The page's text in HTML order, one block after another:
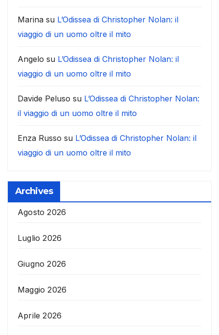
Marina su L’Odissea di Christopher Nolan: il
viaggio di un uomo oltre il mito
Angelo su L’Odissea di Christopher Nolan: il
viaggio di un uomo oltre il mito
Davide Peluso su L’Odissea di Christopher Nolan:
il viaggio di un uomo oltre il mito
Enza Russo su L’Odissea di Christopher Nolan: il
viaggio di un uomo oltre il mito
Archives
Agosto 2026
Luglio 2026
Giugno 2026
Maggio 2026
Aprile 2026